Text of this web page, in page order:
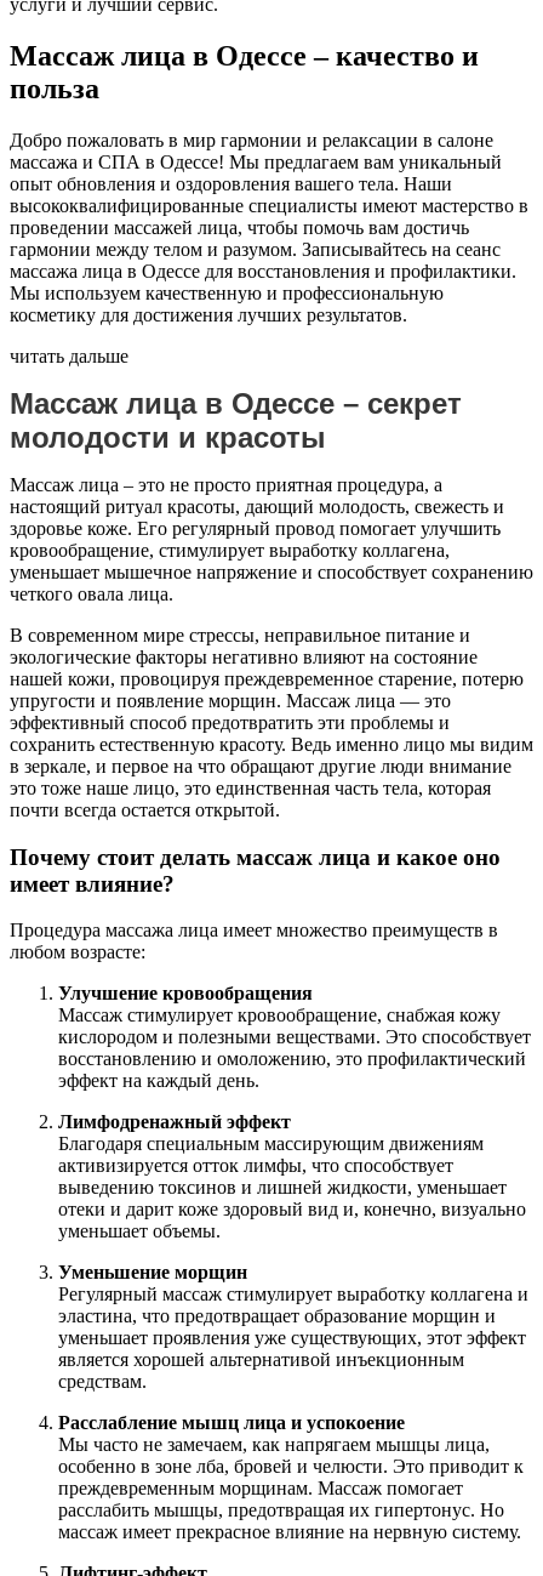
услуги и лучший сервис.
Массаж лица в Одессе – качество и
польза
Добро пожаловать в мир гармонии и релаксации в салоне
массажа и СПА в Одессе! Мы предлагаем вам уникальный
опыт обновления и оздоровления вашего тела. Наши
высококвалифицированные специалисты имеют мастерство в
проведении массажей лица, чтобы помочь вам достичь
гармонии между телом и разумом. Записывайтесь на сеанс
массажа лица в Одессе для восстановления и профилактики.
Мы используем качественную и профессиональную
косметику для достижения лучших результатов.
читать дальше
Массаж лица в Одессе – секрет
молодости и красоты
Массаж лица – это не просто приятная процедура, а
настоящий ритуал красоты, дающий молодость, свежесть и
здоровье коже. Его регулярный провод помогает улучшить
кровообращение, стимулирует выработку коллагена,
уменьшает мышечное напряжение и способствует сохранению
четкого овала лица.
В современном мире стрессы, неправильное питание и
экологические факторы негативно влияют на состояние
нашей кожи, провоцируя преждевременное старение, потерю
упругости и появление морщин. Массаж лица — это
эффективный способ предотвратить эти проблемы и
сохранить естественную красоту. Ведь именно лицо мы видим
в зеркале, и первое на что обращают другие люди внимание
это тоже наше лицо, это единственная часть тела, которая
почти всегда остается открытой.
Почему стоит делать массаж лица и какое оно
имеет влияние?
Процедура массажа лица имеет множество преимуществ в
любом возрасте:
Улучшение кровообращения
Массаж стимулирует кровообращение, снабжая кожу
кислородом и полезными веществами. Это способствует
восстановлению и омоложению, это профилактический
эффект на каждый день.
Лимфодренажный эффект
Благодаря специальным массирующим движениям
активизируется отток лимфы, что способствует
выведению токсинов и лишней жидкости, уменьшает
отеки и дарит коже здоровый вид и, конечно, визуально
уменьшает объемы.
Уменьшение морщин
Регулярный массаж стимулирует выработку коллагена и
эластина, что предотвращает образование морщин и
уменьшает проявления уже существующих, этот эффект
является хорошей альтернативой инъекционным
средствам.
Расслабление мышц лица и успокоение
Мы часто не замечаем, как напрягаем мышцы лица,
особенно в зоне лба, бровей и челюсти. Это приводит к
преждевременным морщинам. Массаж помогает
расслабить мышцы, предотвращая их гипертонус. Но
массаж имеет прекрасное влияние на нервную систему.